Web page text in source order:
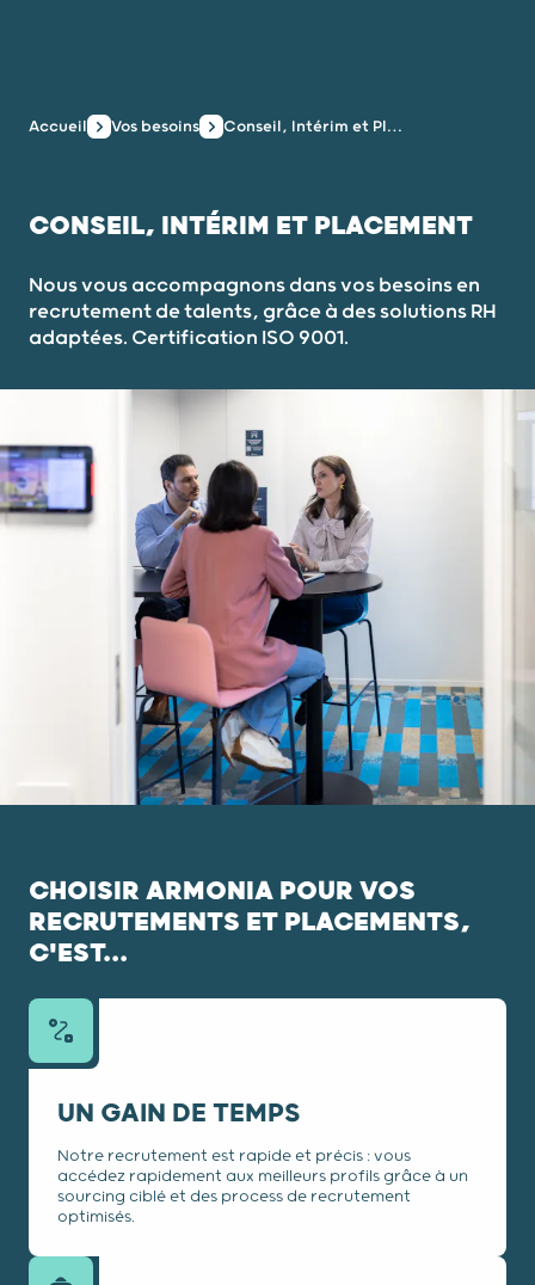
Accueil Vos besoins Conseil, Intérim et Placement
CONSEIL, INTÉRIM ET PLACEMENT
Nous vous accompagnons dans vos besoins en
recrutement de talents, grâce à des solutions RH
adaptées. Certification ISO 9001.
CHOISIR ARMONIA POUR VOS
RECRUTEMENTS ET PLACEMENTS,
C'EST...
UN GAIN DE TEMPS
Notre recrutement est rapide et précis : vous
accédez rapidement aux meilleurs profils grâce à un
sourcing ciblé et des process de recrutement
optimisés.